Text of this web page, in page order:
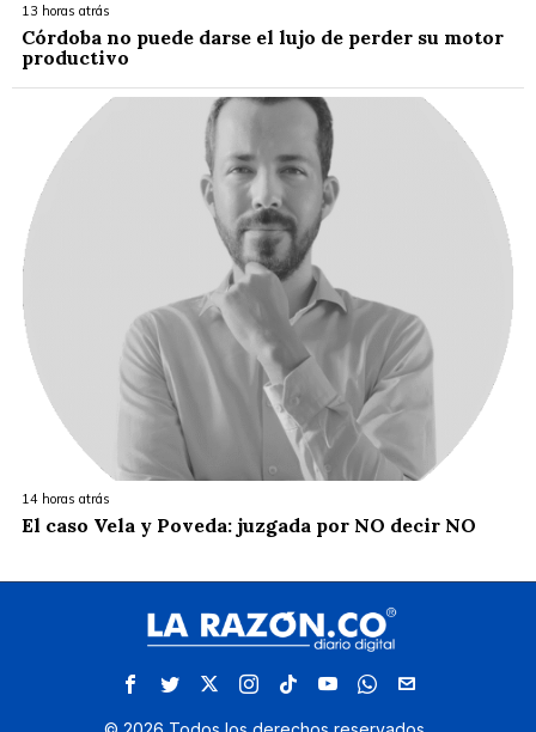
13 horas atrás
Córdoba no puede darse el lujo de perder su motor
productivo
14 horas atrás
El caso Vela y Poveda: juzgada por NO decir NO